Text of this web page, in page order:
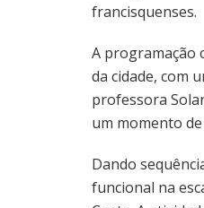
francisquenses.
A programação
da cidade, com
professora
um momento
Dando
funcional na